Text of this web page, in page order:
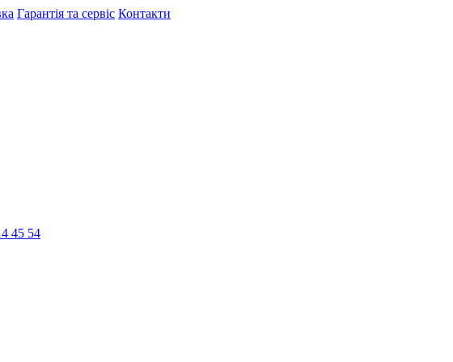
Гарантія та сервіс Контакти
45 54